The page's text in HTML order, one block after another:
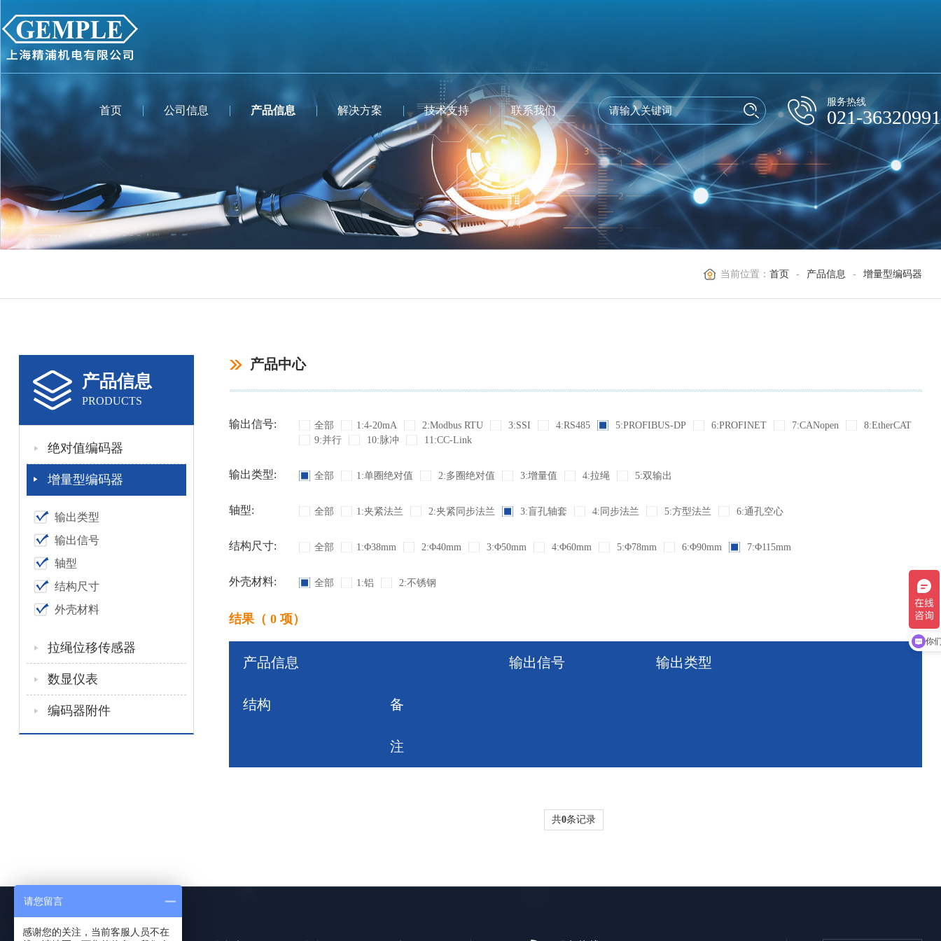
首页 公司信息 产品信息 解决方案 技术支持 联系我们
服务热线
021-36320991
当前位置：首页 - 产品信息 - 增量型编码器
产品信息
PRODUCTS
绝对值编码器
增量型编码器
输出类型
输出信号
轴型
结构尺寸
外壳材料
拉绳位移传感器
数显仪表
编码器附件
产品中心
输出信号: 全部 1:4-20mA 2:Modbus RTU 3:SSI 4:RS485 5:PROFIBUS-DP 6:PROFINET 7:CANopen
8:EtherCAT
9:并行
10:脉冲 11:CC-Link
输出类型: 全部 1:单圈绝对值 2:多圈绝对值 3:增量值 4:拉绳 5:双输出
轴型: 全部 1:夹紧法兰 2:夹紧同步法兰 3:盲孔轴套 4:同步法兰 5:方型法兰 6:通孔空心
结构尺寸: 全部 1:Φ38mm 2:Φ40mm 3:Φ50mm 4:Φ60mm 5:Φ78mm 6:Φ90mm 7:Φ115mm
外壳材料: 全部 1:铝 2:不锈钢
结果（ 0 项）
产品信息 输出信号 输出类型
结构 备
注
共0条记录
你
请您留言
感谢您的关注，当前客服人员不在